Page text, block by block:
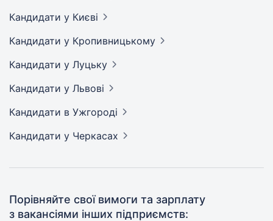
Кандидати у Києві
Кандидати у Кропивницькому
Кандидати у Луцьку
Кандидати у Львові
Кандидати в Ужгороді
Кандидати у Черкасах
Порівняйте свої вимоги та зарплату
з вакансіями інших підприємств: